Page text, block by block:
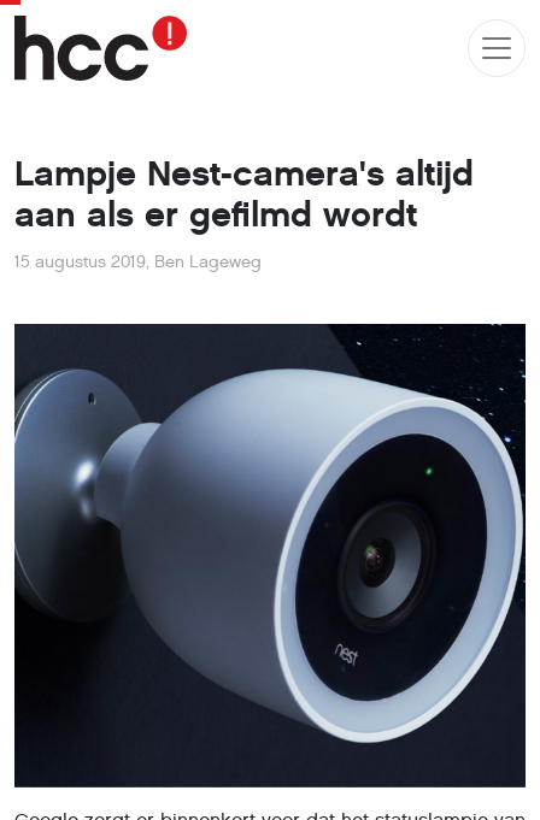
Lampje Nest-camera's altijd
aan als er gefilmd wordt
15 augustus 2019, Ben Lageweg